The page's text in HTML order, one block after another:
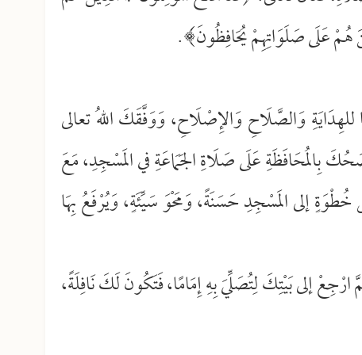
عَلَى صَلَوَاتِهِمْ يُحَافِظُونَ﴾.
وَالصَّلَاحِ وَالإِصْلَاحِ، وَوَفَّقَكَ اللهُ تعالى
بِالمُحَافَظَةِ عَلَى صَلَاةِ الجَمَاعَةِ في المَسْجِدِ، مَعَ
إلى المَسْجِدِ حَسَنَةً، وَمَحْوَ سَيِّئَةٍ، وَيُرْفَعُ بِهَا
إلى بَيْتِكَ لِتُصَلِّيَ بِهِ إِمَامًا، فَتَكُونَ لَكَ نَافِلَةً،